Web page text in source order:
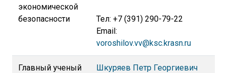
экономической
безопасности
Тел: +7 (391) 290-79-22
Email:
voroshilov.vv@ksc.krasn.ru
Главный ученый
Шкуряев Петр Георгиевич